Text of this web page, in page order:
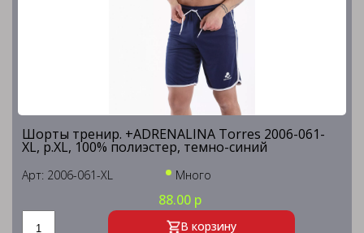
Шорты тренир. +ADRENALINA Torres 2006-061-
XL, р.XL, 100% полиэстер, темно-синий
Арт: 2006-061-XL Много
88.00 р
В корзину